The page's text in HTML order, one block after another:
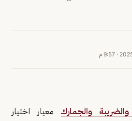
· 9:57 م
والجمارك معيار اختيار